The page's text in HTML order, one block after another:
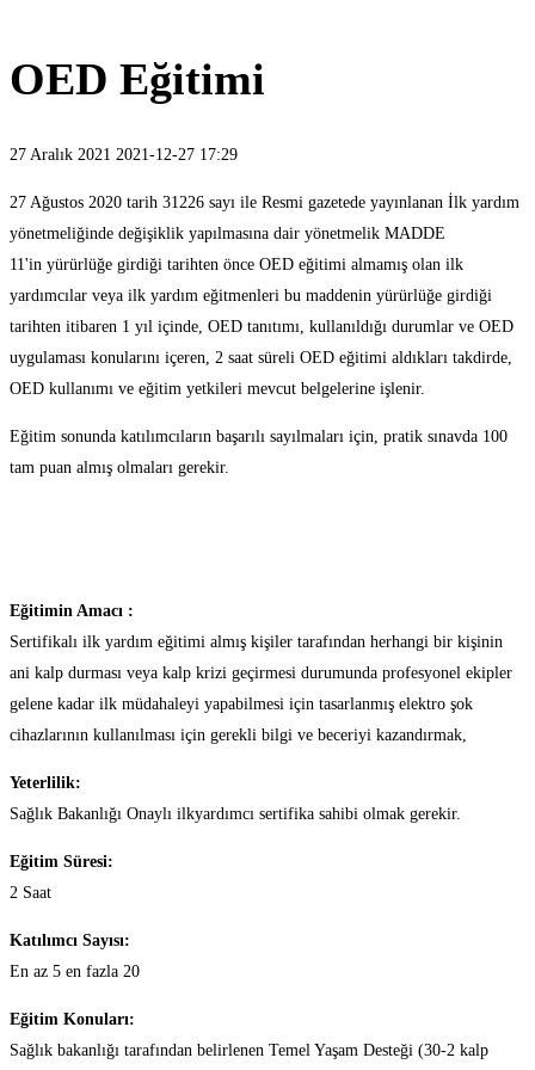
OED Eğitimi
27 Aralık 2021 2021-12-27 17:29
OED
Eğitimi
27 Ağustos 2020 tarih 31226 sayı ile Resmi gazetede yayınlanan İlk yardım
yönetmeliğinde değişiklik yapılmasına dair yönetmelik MADDE
11'in yürürlüğe girdiği tarihten önce OED eğitimi almamış olan ilk
yardımcılar veya ilk yardım eğitmenleri bu maddenin yürürlüğe girdiği
tarihten itibaren 1 yıl içinde, OED tanıtımı, kullanıldığı durumlar ve OED
uygulaması konularını içeren, 2 saat süreli OED eğitimi aldıkları takdirde,
OED kullanımı ve eğitim yetkileri mevcut belgelerine işlenir.
Eğitim sonunda katılımcıların başarılı sayılmaları için, pratik sınavda 100
tam puan almış olmaları gerekir.
Eğitimin Amacı :
Sertifikalı ilk yardım eğitimi almış kişiler tarafından herhangi bir kişinin
ani kalp durması veya kalp krizi geçirmesi durumunda profesyonel ekipler
gelene kadar ilk müdahaleyi yapabilmesi için tasarlanmış elektro şok
cihazlarının kullanılması için gerekli bilgi ve beceriyi kazandırmak,
Yeterlilik:
Sağlık Bakanlığı Onaylı ilkyardımcı sertifika sahibi olmak gerekir.
Eğitim Süresi:
2 Saat
Katılımcı Sayısı:
En az 5 en fazla 20
Eğitim Konuları:
Sağlık bakanlığı tarafından belirlenen Temel Yaşam Desteği (30-2 kalp